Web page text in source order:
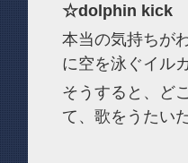
☆dolphin kick
本当の気持ちが
に空を泳ぐイル
そうすると、ど
て、歌をうたい